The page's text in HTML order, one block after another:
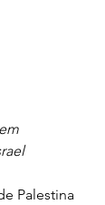
Palestina